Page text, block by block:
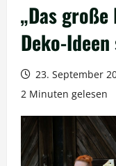
„Das
Deko-
23. September
2 Minuten gelesen